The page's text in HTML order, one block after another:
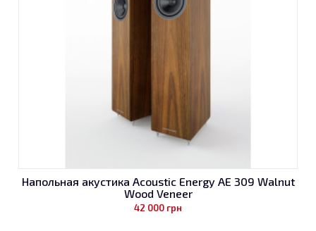
Напольная акустика Acoustic Energy AE 309 Walnut
Wood Veneer
42 000 грн